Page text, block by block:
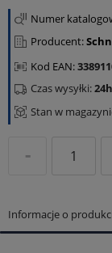
Numer
Producent:
Kod EAN:
Stan w
Czas wysyłki:24h
Informacje o